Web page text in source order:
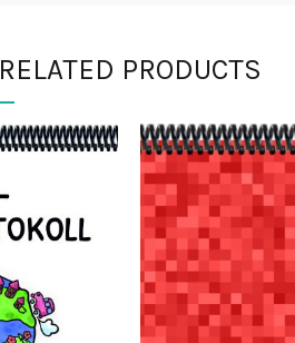
RELATED PRODUCTS